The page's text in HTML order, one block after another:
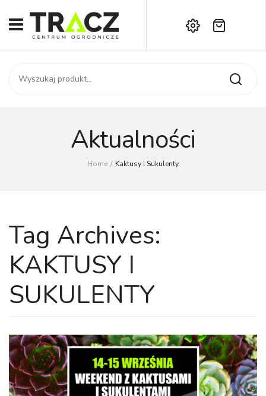
START
SKLEP
Kontakt
Brak produktów w koszyku.
Aktualności
Home / Kaktusy I Sukulenty
Tag Archives:
KAKTUSY I
SUKULENTY